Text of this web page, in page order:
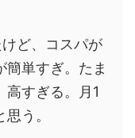
ど、コスパが
簡単すぎ。たま
高すぎる。月1
う。